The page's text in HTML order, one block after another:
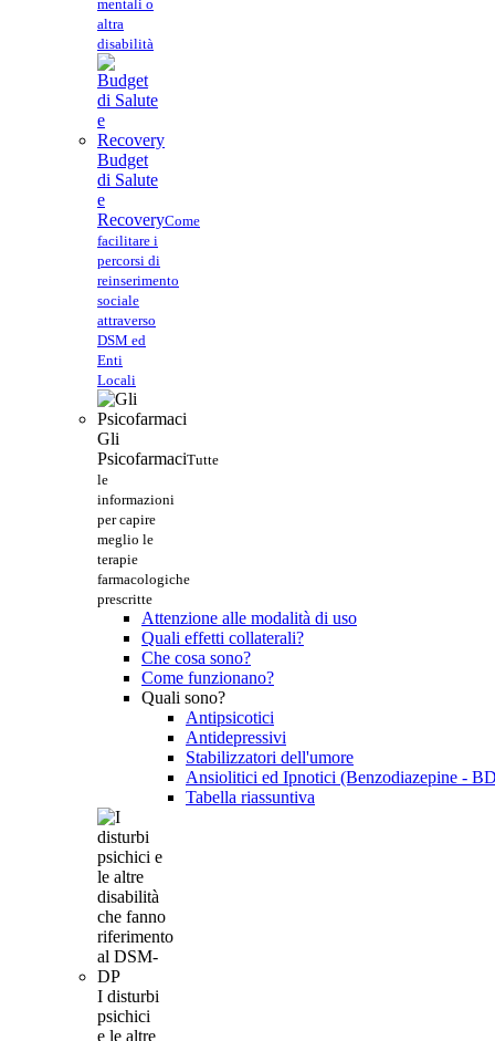
mentali o
altra
disabilità
Budget
di Salute
e
RecoveryCome
facilitare i
percorsi di
reinserimento
sociale
attraverso
DSM ed
Enti
Locali
Gli
PsicofarmaciTutte
le
informazioni
per capire
meglio le
terapie
farmacologiche
prescritte
Attenzione alle modalità di uso
Quali effetti collaterali?
Che cosa sono?
Come funzionano?
Quali sono?
Antipsicotici
Antidepressivi
Stabilizzatori dell'umore
Ansiolitici ed Ipnotici (Benzodiazepine -
Tabella riassuntiva
I disturbi
psichici
e le altre